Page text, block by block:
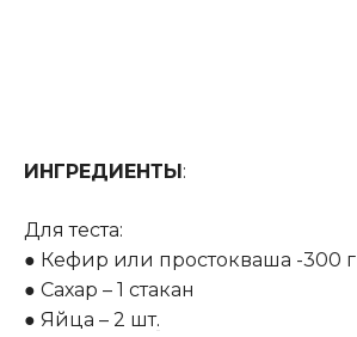
ИНГРЕДИЕНТЫ :
Для теста:
● Кефир или простокваша -300 г
● Сахар – 1 стакан
● Яйца – 2 шт.